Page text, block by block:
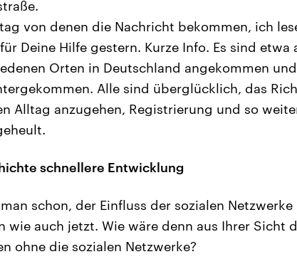
von denen die Nachricht bekommen, ich
Deine Hilfe gestern. Kurze Info. Es sind etwa
Orten in Deutschland angekommen
Alle sind überglücklich, das
Alltag anzugehen, Registrierung und so
schnellere Entwicklung
schon, der Einfluss der sozialen
wie auch jetzt. Wie wäre denn aus Ihrer Sicht
ohne die sozialen Netzwerke?